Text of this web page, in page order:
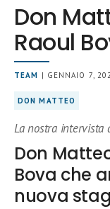
Don
Raoul
TEAM | GENNAIO 7,
DON MATTEO
La nostra intervista
Don
Bova che
nuova